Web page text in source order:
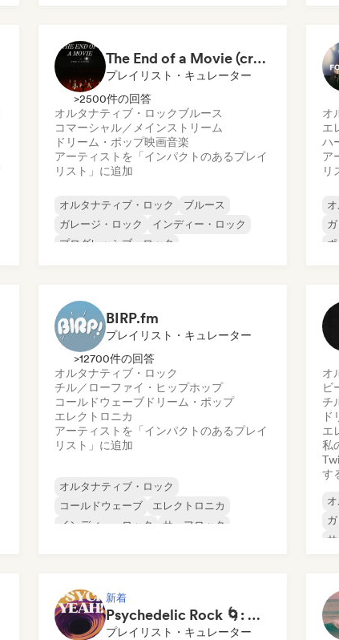
ドイツ・ラップ／ドイツ・ヒップホップ
サ
The End of a Movie (credit scenes) 🎞️ Cinematic Dream Pop & Bedroom Indie
プレイリスト・キュレーター
>2500件の回答
オルタナティブ・ロックブルース
コマーシャル／メインストリーム
ドリーム・ポップ映画音楽
アーティストを「インパクトのあるプレイ
リスト」に追加
オルタナティブ・ロック
ブルース
ガレージ・ロック
インディー・ロック
プログレッシブ・ロック
オ
エ
ハ
ア
リ
BIRP.fm
プレイリスト・キュレーター
>12700件の回答
オルタナティブ・ロック
チル／ローファイ・ヒップホップ
コールドウェーブ ドリーム・ポップ
エレクトロニカ
アーティストを「インパクトのあるプレイ
リスト」に追加
オルタナティブ・ロック
コールドウェーブ
エレクトロニカ
インディー・ロック
サーフロック
オ
ビ
チ
ド
エ
私
す
新着
Psychedelic Rock 🌀: Modern Psych & Turkish Vibes
プレイリスト・キュレーター